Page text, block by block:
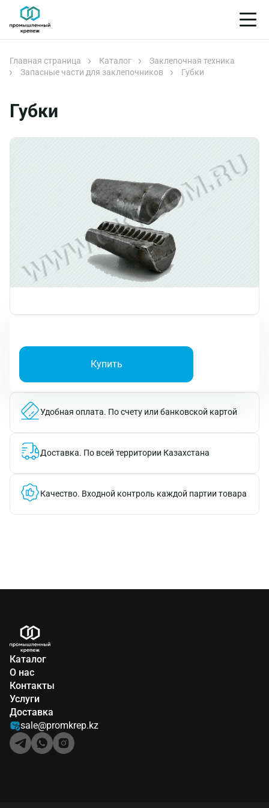
Главная страница Каталог
Заклепочная техника
Запасные части для заклепочников
Губки
Губки
Купить
Удобная оплата. По счету или банковской картой
Доставка. По всей территории Казахстана
Качество. Входной контроль каждой партии товара
Каталог
О нас
Контакты
Услуги
Доставка
sale@promkrep.kz